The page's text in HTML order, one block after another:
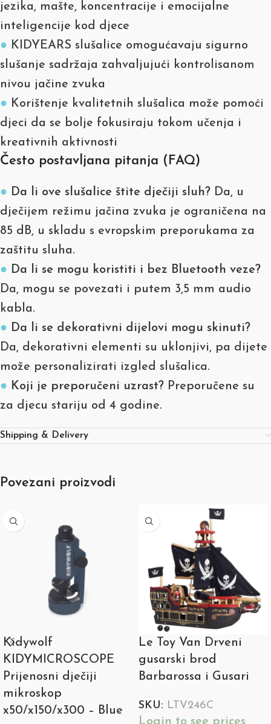
jezika, mašte, koncentracije i emocijalne
inteligencije kod djece
● KIDYEARS slušalice omogućavaju sigurno
slušanje sadržaja zahvaljujući kontrolisanom
nivou jačine zvuka
● Korištenje kvalitetnih slušalica može pomoći
djeci da se bolje fokusiraju tokom učenja i
kreativnih aktivnosti
Često postavljana pitanja (FAQ)
● Da li ove slušalice štite dječiji sluh? Da, u
dječijem režimu jačina zvuka je ograničena na
85 dB, u skladu s evropskim preporukama za
zaštitu sluha.
● Da li se mogu koristiti i bez Bluetooth veze?
Da, mogu se povezati i putem 3,5 mm audio
kabla.
● Da li se dekorativni dijelovi mogu skinuti?
Da, dekorativni elementi su uklonjivi, pa dijete
može personalizirati izgled slušalica.
● Koji je preporučeni uzrast? Preporučene su
za djecu stariju od 4 godine.
Shipping & Delivery
Povezani proizvodi
Kidywolf
KIDYMICROSCOPE
Prijenosni dječiji
mikroskop
x50/x150/x300 – Blue
Le Toy Van Drveni
gusarski brod
Barbarossa i Gusari
SKU: LTV246C